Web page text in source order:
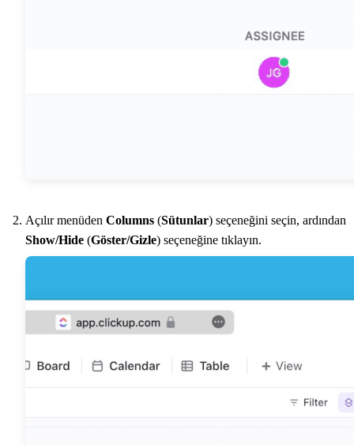
Açılır menüden Columns (Sütunlar) seçeneğini seçin, ardından
Show/Hide (Göster/Gizle) seçeneğine tıklayın.